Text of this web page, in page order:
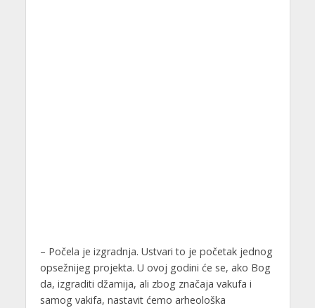
– Počela je izgradnja. Ustvari to je početak jednog
opsežnijeg projekta. U ovoj godini će se, ako Bog
da, izgraditi džamija, ali zbog značaja vakufa i
samog vakifa, nastavit ćemo arheološka